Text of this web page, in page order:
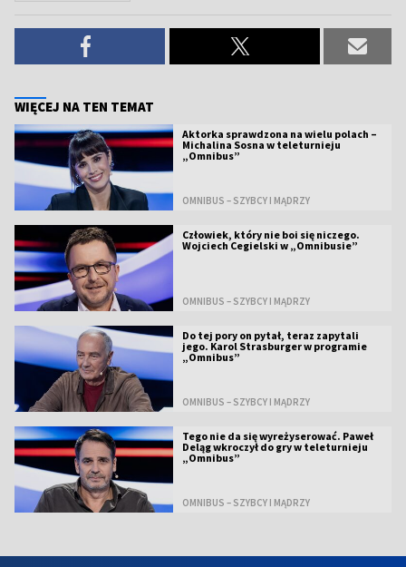
WIĘCEJ NA TEN TEMAT
Aktorka sprawdzona na wielu polach –
Michalina Sosna w teleturnieju
„Omnibus”
OMNIBUS – SZYBCY I MĄDRZY
Człowiek, który nie boi się niczego.
Wojciech Cegielski w „Omnibusie”
OMNIBUS – SZYBCY I MĄDRZY
Do tej pory on pytał, teraz zapytali
jego. Karol Strasburger w programie
„Omnibus”
OMNIBUS – SZYBCY I MĄDRZY
Tego nie da się wyreżyserować. Paweł
Deląg wkroczył do gry w teleturnieju
„Omnibus”
OMNIBUS – SZYBCY I MĄDRZY